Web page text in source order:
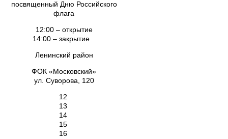
посвященный Дню Российского
флага
12:00 – открытие
14:00 – закрытие
Ленинский район
ФОК «Московский»
ул. Суворова, 120
12
13
14
15
16